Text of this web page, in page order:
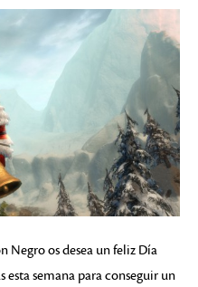
Negro os desea un feliz Día
esta semana para conseguir un